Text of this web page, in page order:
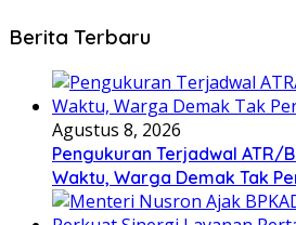
Berita Terbaru
Agustus 8, 2026
Pengukuran Terjadwal ATR/
Waktu, Warga Demak Tak